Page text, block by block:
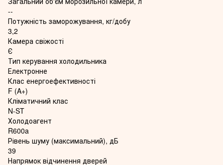
--
Потужність заморожування, кг/добу
3,2
Камера свіжості
Є
Тип керування холодильника
Електронне
Клас енергоефективності
F (A+)
Кліматичний клас
N-ST
Холодоагент
R600a
Рівень шуму (максимальний), дБ
39
Напрямок відчинення дверей